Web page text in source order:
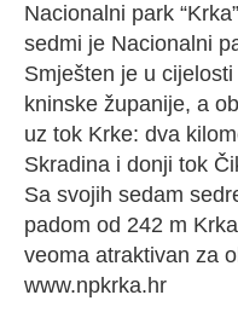
Nacionalni park
sedmi je Nacionalni
Smješten je u
kninske županije, a
uz tok Krke: dva
Skradina i donji tok
Sa svojih sedam
padom od 242 m
veoma atraktivan za
www.npkrka.hr